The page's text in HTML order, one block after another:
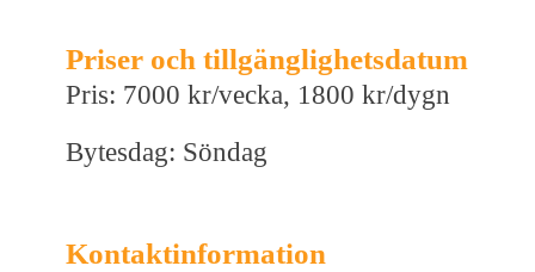
Priser och tillgänglighetsdatum
Pris: 7000 kr/vecka, 1800 kr/dygn
Bytesdag: Söndag
Kontaktinformation